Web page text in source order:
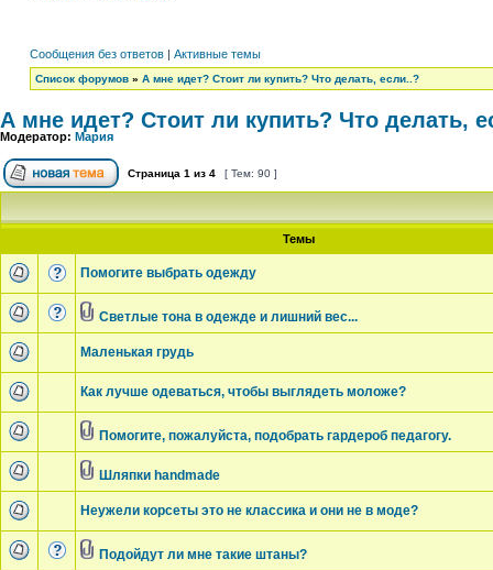
Сообщения без ответов | Активные темы
Список форумов » А мне идет? Стоит ли купить? Что делать, если..?
А мне идет? Стоит ли купить? Что делать,
Модератор: Мария
Страница 1 из 4 [ Тем: 90 ]
Темы
Помогите выбрать одежду
Светлые тона в одежде и лишний вес...
Маленькая грудь
Как лучше одеваться, чтобы выглядеть моложе?
Помогите, пожалуйста, подобрать гардероб педагогу.
Шляпки handmade
Неужели корсеты это не классика и они не в моде?
Подойдут ли мне такие штаны?